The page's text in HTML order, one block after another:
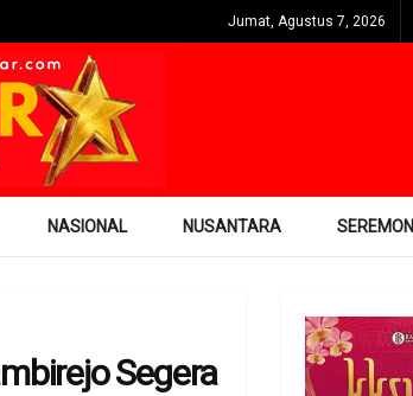
Jumat, Agustus 7, 2026
NASIONAL NUSANTARA SEREMONI
Segera